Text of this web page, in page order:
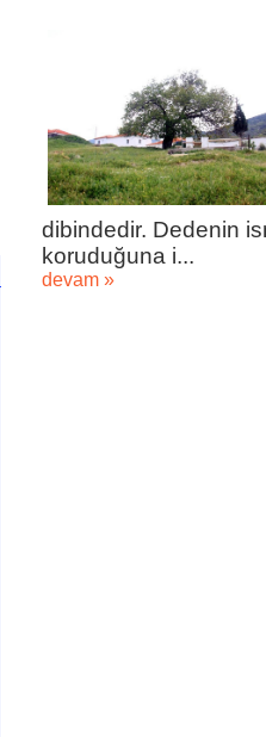
dibindedir. Dedenin
koruduğuna i...
devam »